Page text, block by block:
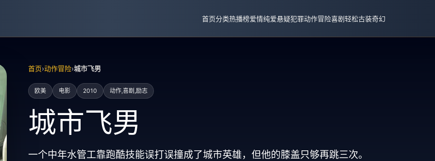
首页分类热播榜爱情纯爱悬疑犯罪动作冒险喜剧轻松古装奇幻
首页›动作冒险›城市飞男
欧美 电影 2010 动作,喜剧,励志
城市飞男
一个中年水管工靠跑酷技能误打误撞成了城市英雄，但他的膝盖只够再跳三次。